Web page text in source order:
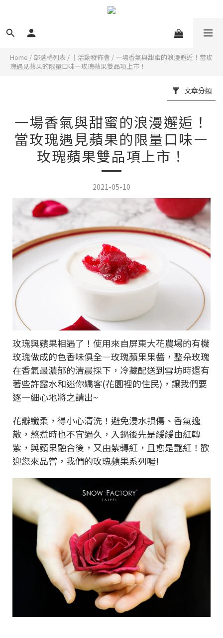
Home / 部落格列表 / ｜活動發佈會 / 一場香氣與甜蜜的浪漫邂逅！當玫
瑰遇見蘋果的限量口味—玫瑰蘋果雙品項上市！
文章分類
一場香氣與甜蜜的浪漫邂逅！
當玫瑰遇見蘋果的限量口味—
玫瑰蘋果雙品項上市！
2021-05-10
玫瑰與蘋果相遇了！使用來自屏東大花農場的有機
玫瑰做成的色香味俱全—玫瑰蘋果果醬，整朵玫瑰
在香氣最濃郁的清晨採下，冷藏配送到雪坊時還有
著些許露水和迷你嬌客(花園裡的住民)，讓我們要
逐一細心地將之請出~
花瓣纖柔，得小心清洗！避免浸水損傷、香氣逸
散，熬煮時也不宜過久，入鍋後先是緩緩由紅轉
紫，與蘋果融合後，又由紫轉紅，且愈是艷紅！歡
迎您來品嘗，我們的玫瑰蘋果系列喔!